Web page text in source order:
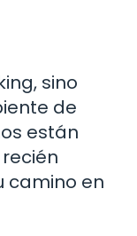
sino
de
están
camino en